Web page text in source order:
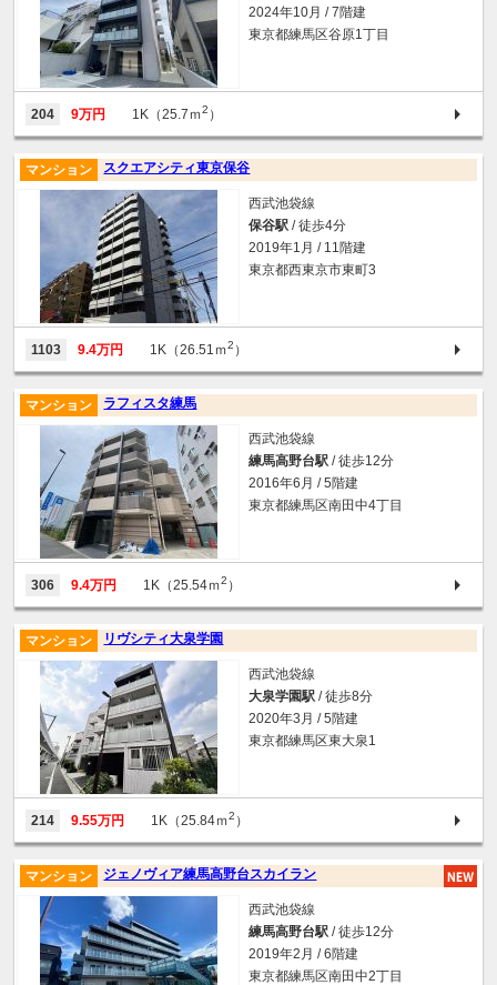
2024年10月 / 7階建
東京都練馬区谷原1丁目
204 9万円 1K（25.7ｍ2 ）
スクエアシティ東京保谷
マンション
西武池袋線
保谷駅 / 徒歩4分
2019年1月 / 11階建
東京都西東京市東町3
1103 9.4万円 1K（26.51ｍ2 ）
ラフィスタ練馬
マンション
西武池袋線
練馬高野台駅 / 徒歩12分
2016年6月 / 5階建
東京都練馬区南田中4丁目
306 9.4万円 1K（25.54ｍ2 ）
リヴシティ大泉学園
マンション
西武池袋線
大泉学園駅 / 徒歩8分
2020年3月 / 5階建
東京都練馬区東大泉1
214 9.55万円 1K（25.84ｍ2 ）
ジェノヴィア練馬高野台スカイラン
マンション
西武池袋線
練馬高野台駅 / 徒歩12分
2019年2月 / 6階建
東京都練馬区南田中2丁目